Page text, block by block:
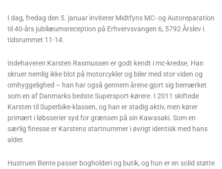
I dag, fredag den 5. januar inviterer Midtfyns MC- og Autoreparation
til 40-års jubilæums­reception på Erhvervs­vangen 6, 5792 Årslev i
tidsrummet 11-14.
Indehaveren Karsten Rasmussen er godt kendt i mc-kredse. Han
skruer nemlig ikke blot på motorcykler og biler med stor viden og
omhyggelighed – han har også gennem årene gjort sig bemærket
som en af Danmarks bedste Supersport-kørere. I 2011 skiftede
Karsten til Superbike-klassen, og han er stadig aktiv, men kører
primært i løbsserier syd for grænsen på sin Kawasaki. Som en
særlig finesse er Karstens startnummer i øvrigt identisk med hans
alder.
Hustruen Bente passer bogholderi og butik, og hun er en solid støtte